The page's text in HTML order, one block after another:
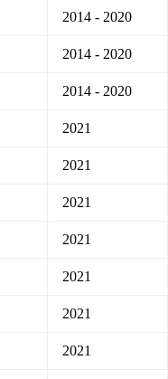
2014 - 2020
2014 - 2020
2014 - 2020
2021
2021
2021
2021
2021
2021
2021